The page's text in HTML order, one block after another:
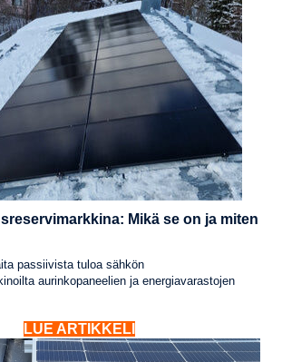
Mikä se on ja miten
passiivista tuloa sähkön
aurinkopaneelien ja energiavarastojen
LUE ARTIKKELI